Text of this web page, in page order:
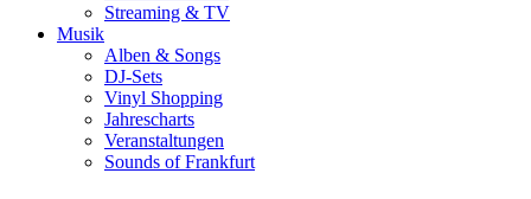
Streaming & TV
Musik
Alben & Songs
DJ-Sets
Vinyl Shopping
Jahrescharts
Veranstaltungen
Sounds of Frankfurt